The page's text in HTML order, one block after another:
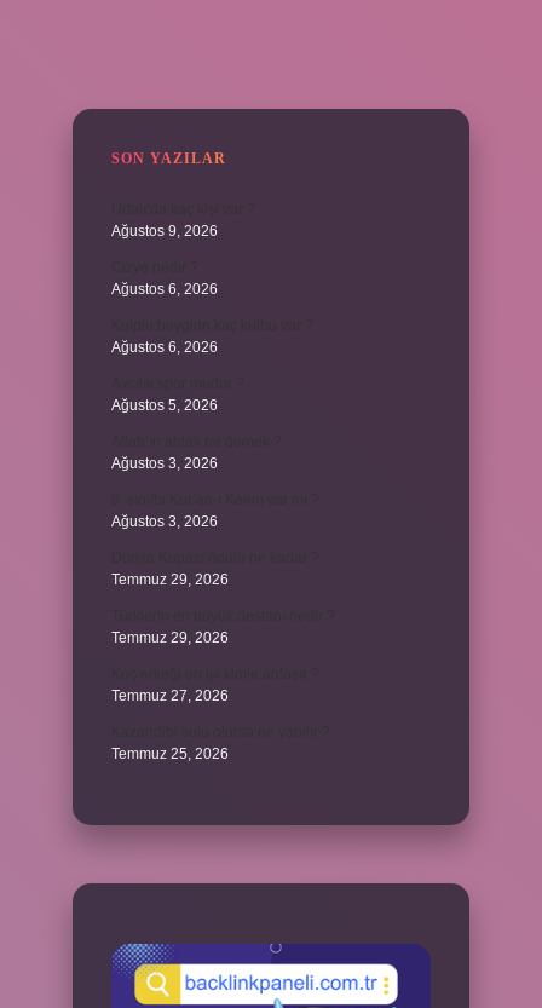
SON YAZILAR
Ağustos 9, 2026
Ağustos 6, 2026
Ağustos 6, 2026
Ağustos 5, 2026
Ağustos 3, 2026
Ağustos 3, 2026
Temmuz 29, 2026
Temmuz 29, 2026
Temmuz 27, 2026
Temmuz 25, 2026